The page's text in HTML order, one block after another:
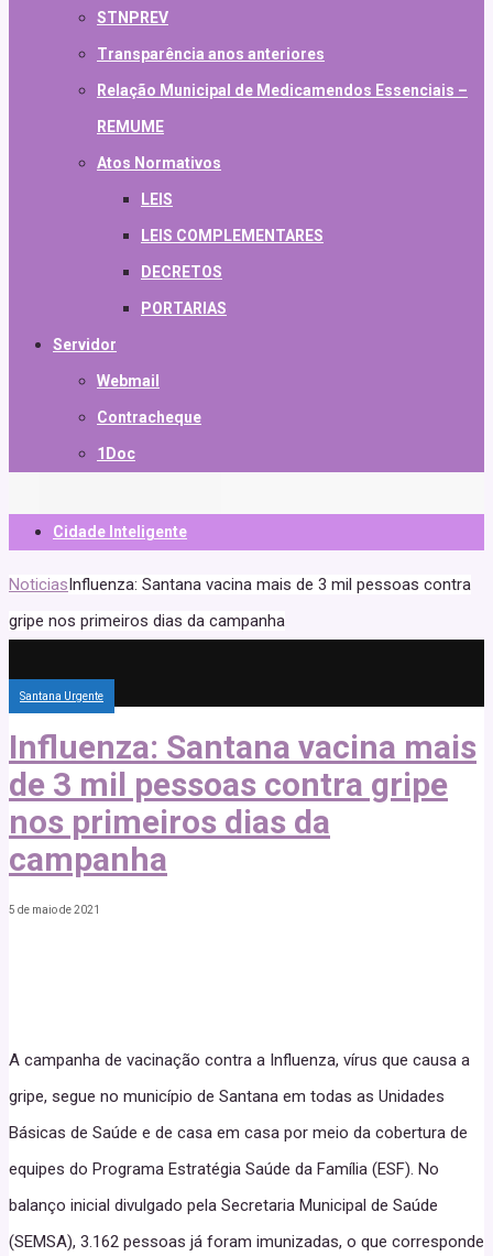
STNPREV
Transparência anos anteriores
Relação Municipal de Medicamendos Essenciais –
REMUME
Atos Normativos
LEIS
LEIS COMPLEMENTARES
DECRETOS
PORTARIAS
Servidor
Webmail
Contracheque
1Doc
Cidade Inteligente
NoticiasInfluenza: Santana vacina mais de 3 mil pessoas contra
gripe nos primeiros dias da campanha
Santana Urgente
Influenza: Santana vacina mais
de 3 mil pessoas contra gripe
nos primeiros dias da
campanha
5 de maio de 2021
A campanha de vacinação contra a Influenza, vírus que causa a
gripe, segue no município de Santana em todas as Unidades
Básicas de Saúde e de casa em casa por meio da cobertura de
equipes do Programa Estratégia Saúde da Família (ESF). No
balanço inicial divulgado pela Secretaria Municipal de Saúde
(SEMSA), 3.162 pessoas já foram imunizadas, o que corresponde